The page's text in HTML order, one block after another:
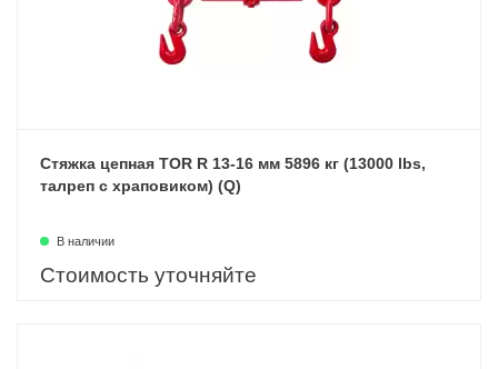
Стяжка цепная TOR R 13-16 мм 5896 кг (13000 lbs,
талреп с храповиком) (Q)
В наличии
Стоимость уточняйте